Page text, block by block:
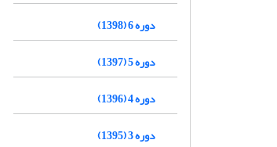
دوره 6 (1398)
دوره 5 (1397)
دوره 4 (1396)
دوره 3 (1395)